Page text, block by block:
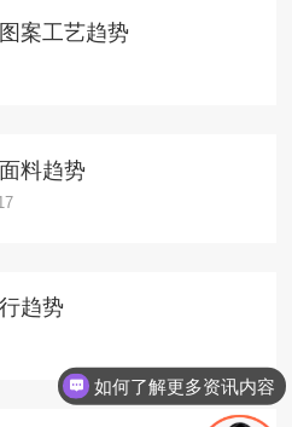
案工艺趋势
料趋势
趋势
如何了解更多资讯内容